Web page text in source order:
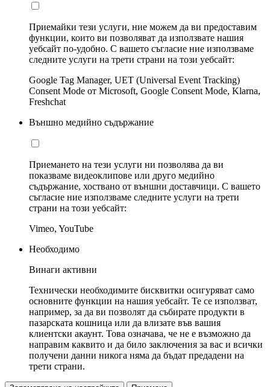
Приемайки тези услуги, ние можем да ви предоставим
функции, които ви позволяват да използвате нашия
уебсайт по-удобно. С вашето съгласие ние използваме
следните услуги на трети страни на този уебсайт:
Google Tag Manager, UET (Universal Event Tracking)
Consent Mode от Microsoft, Google Consent Mode, Klarna,
Freshchat
Външно медийно съдържание
Приемането на тези услуги ни позволява да ви
показваме видеоклипове или друго медийно
съдържание, хоствано от външни доставчици. С вашето
съгласие ние използваме следните услуги на трети
страни на този уебсайт:
Vimeo, YouTube
Необходимо
Винаги активни
Технически необходимите бисквитки осигуряват само
основните функции на нашия уебсайт. Те се използват,
например, за да ви позволят да събирате продукти в
пазарската кошница или да влизате във вашия
клиентски акаунт. Това означава, че не е възможно да
направим каквито и да било заключения за вас и всички
получени данни никога няма да бъдат предадени на
трети страни.